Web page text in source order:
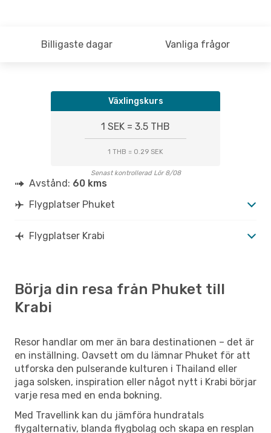
Billigaste dagar Vanliga frågor
Växlingskurs
1 SEK = 3.5 THB
1 THB = 0.29 SEK
Senast kontrollerad Lör 8/08
Avstånd: 60 kms
Flygplatser Phuket
Flygplatser Krabi
Börja din resa från Phuket till
Krabi
Resor handlar om mer än bara destinationen – det är
en inställning. Oavsett om du lämnar Phuket för att
utforska den pulserande kulturen i Thailand eller
jaga solsken, inspiration eller något nytt i Krabi börjar
varje resa med en enda bokning.
Med Travellink kan du jämföra hundratals
flygalternativ, blanda flygbolag och skapa en resplan